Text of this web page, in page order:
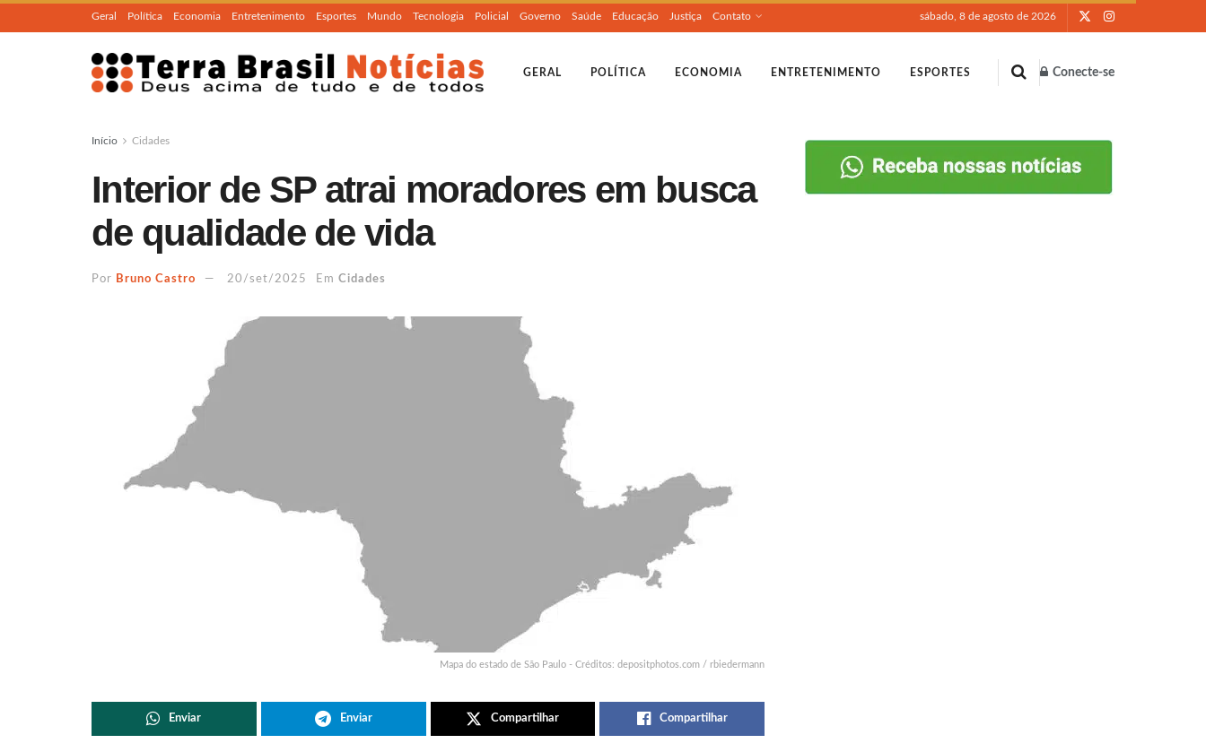
Geral Política Economia Entretenimento Esportes Mundo Tecnologia Policial Governo Saúde Educação Justiça Contato sábado, 8 de agosto de 2026
GERAL POLÍTICA ECONOMIA ENTRETENIMENTO ESPORTES Conecte-se
Início Cidades
Interior de SP atrai moradores em busca
de qualidade de vida
Por Bruno Castro 20/set/2025 Em Cidades
Mapa do estado de São Paulo - Créditos: depositphotos.com / rbiedermann
Enviar Enviar Compartilhar Compartilhar